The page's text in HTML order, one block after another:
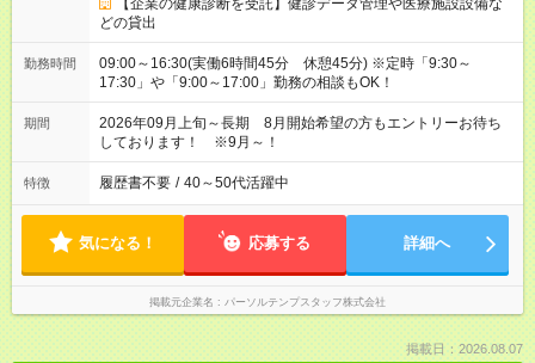
【企業の健康診断を受託】健診データ管理や医療施設設備な
どの貸出
勤務時間
09:00～16:30(実働6時間45分 休憩45分) ※定時「9:30～
17:30」や「9:00～17:00」勤務の相談もOK！
期間
2026年09月上旬～長期 8月開始希望の方もエントリーお待ち
しております！ ※9月～！
特徴 履歴書不要 / 40～50代活躍中
気になる！ 応募する 詳細へ
掲載元企業名 パーソルテンプスタッフ株式会社
掲載日：2026.08.07